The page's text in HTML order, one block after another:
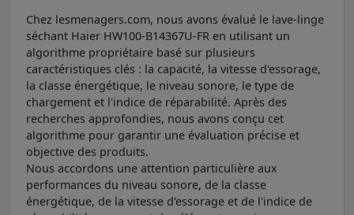
Chez lesmenagers.com, nous avons évalué le lave-linge
séchant Haier HW100-B14367U-FR en utilisant un
algorithme propriétaire basé sur plusieurs
caractéristiques clés : la capacité, la vitesse d'essorage,
la classe énergétique, le niveau sonore, le type de
chargement et l'indice de réparabilité. Après des
recherches approfondies, nous avons conçu cet
algorithme pour garantir une évaluation précise et
objective des produits.
Nous accordons une attention particulière aux
performances du niveau sonore, de la classe
énergétique, de la vitesse d'essorage et de l'indice de